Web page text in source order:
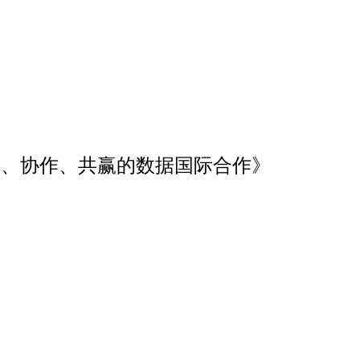
协作、共赢的数据国际合作》